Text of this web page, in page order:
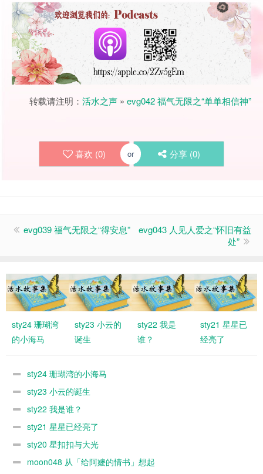
转载请注明： 活水之声 » evg042 福气无限之“单单相信神”
喜欢 (0) or 分享 (0)
evg039 福气无限之“得安息”
evg043 人见人爱之“怀旧有益
处”
sty24 珊瑚湾
的小海马
sty23 小云的
诞生
sty22 我是
谁？
sty21 星星已
经亮了
sty24 珊瑚湾的小海马
sty23 小云的诞生
sty22 我是谁？
sty21 星星已经亮了
sty20 星扣扣与大光
moon048 从「给阿嬷的情书」想起